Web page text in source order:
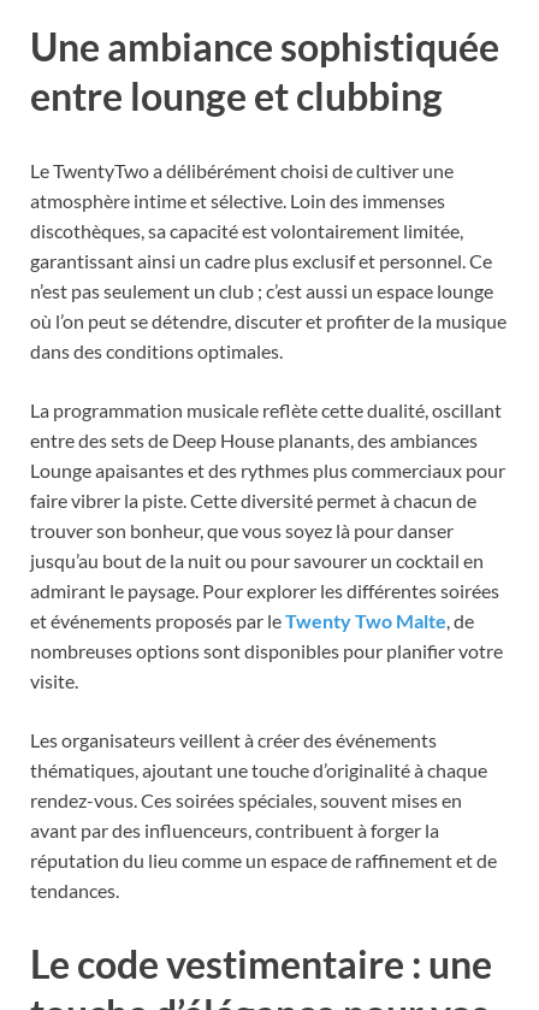
Une ambiance sophistiquée
entre lounge et clubbing
Le TwentyTwo a délibérément choisi de cultiver une
atmosphère intime et sélective. Loin des immenses
discothèques, sa capacité est volontairement limitée,
garantissant ainsi un cadre plus exclusif et personnel. Ce
n’est pas seulement un club ; c’est aussi un espace lounge
où l’on peut se détendre, discuter et profiter de la musique
dans des conditions optimales.
La programmation musicale reflète cette dualité, oscillant
entre des sets de Deep House planants, des ambiances
Lounge apaisantes et des rythmes plus commerciaux pour
faire vibrer la piste. Cette diversité permet à chacun de
trouver son bonheur, que vous soyez là pour danser
jusqu’au bout de la nuit ou pour savourer un cocktail en
admirant le paysage. Pour explorer les différentes soirées
et événements proposés par leTwenty Two Malte , de
nombreuses options sont disponibles pour planifier votre
visite.
Les organisateurs veillent à créer des événements
thématiques, ajoutant une touche d’originalité à chaque
rendez-vous. Ces soirées spéciales, souvent mises en
avant par des influenceurs, contribuent à forger la
réputation du lieu comme un espace de raffinement et de
tendances.
Le code vestimentaire : une